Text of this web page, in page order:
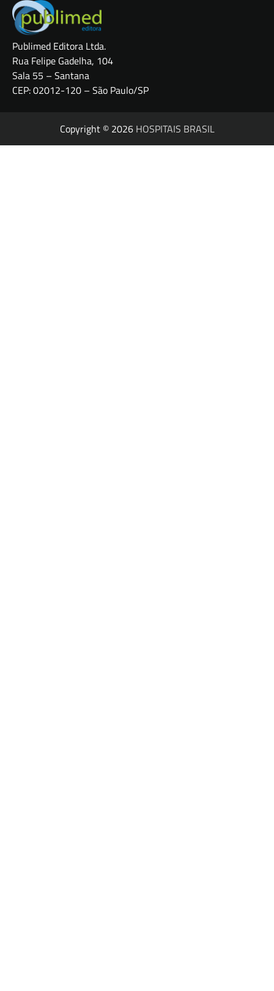
Publimed Editora Ltda.
Rua Felipe Gadelha, 104
Sala 55 – Santana
CEP: 02012-120 – São Paulo/SP
Copyright © 2026 HOSPITAIS BRASIL